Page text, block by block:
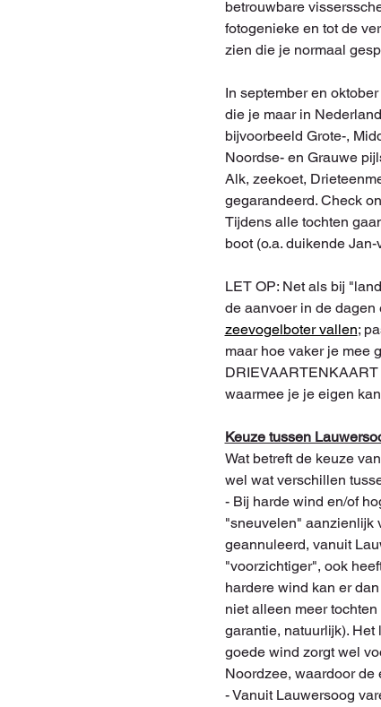
betrouwbare
fotogenieke en tot de
zien die je normaal
In september en
die je maar in
bijvoorbeeld Grote-,
Noordse- en Grauwe
Alk, zeekoet,
gegarandeerd. Check
Tijdens alle tochten
boot (o.a. duikende
LET OP: Net als bij
de aanvoer in de dagen
zeevogelboter vallen;
maar hoe vaker je mee
waarmee je je eigen
Keuze tussen
Wat betreft de keuze
wel wat verschillen
- Bij harde wind en/of
"sneuvelen" aanzienlijk
geannuleerd, vanuit
"voorzichtiger", ook
hardere wind kan er
niet alleen meer
garantie, natuurlijk).
goede wind zorgt wel
Noordzee, waardoor
- Vanuit Lauwersoog